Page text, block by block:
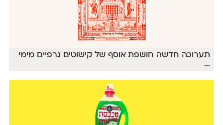
תערוכה חדשה חושפת אוסף של קישוטים גרפיים מימי
...